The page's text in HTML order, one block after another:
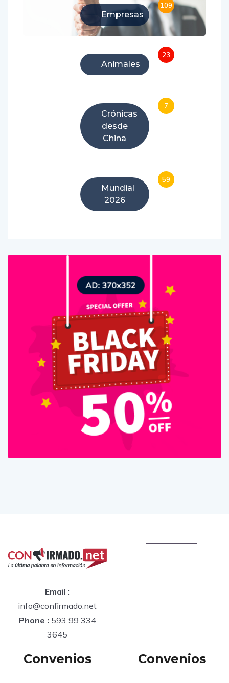
Empresas
109
Animales
23
Crónicas
desde
China
7
Mundial
2026
59
Email :
info@confirmado.net
Phone : 593 99 334
3645
Convenios Convenios